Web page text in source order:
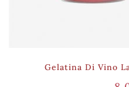
Gelatina Di Vino